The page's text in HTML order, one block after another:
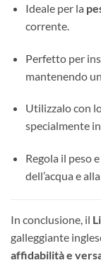
Ideale per la
corrente.
Perfetto per
mantenendo
Utilizzalo con
specialmente
Regola il peso
dell’acqua e
In conclusione, il
galleggiante
affidabilità e